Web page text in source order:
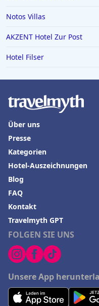
Notos Villas
AKZENT Hotel Zur Post
Hotel Filser
FOLGEN SIE UNS
Unsere App
Über uns
Presse
Kategorien
Hotel-Auszeichnungen
Blog
FAQ
Kontakt
Travelmyth GPT